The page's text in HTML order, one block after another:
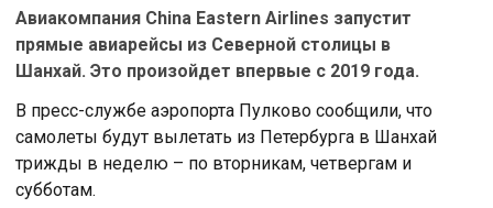
Авиакомпания China Eastern Airlines запустит
прямые авиарейсы из Северной столицы в
Шанхай. Это произойдет впервые с 2019 года.
В пресс-службе аэропорта Пулково сообщили, что
самолеты будут вылетать из Петербурга в Шанхай
трижды в неделю – по вторникам, четвергам и
субботам.